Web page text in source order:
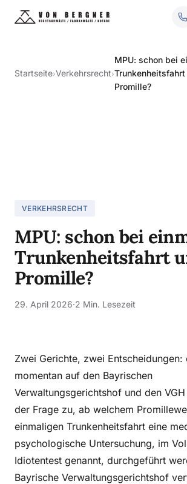
Startseite›Verkehrsrecht›
MPU: schon bei
Trunkenheitsfahrt
Promille?
VERKEHRSRECHT
MPU: schon bei
Trunkenheitsfahrt
Promille?
29. April 2026·2 Min. Lesezeit
Zwei Gerichte, zwei Entscheidungen:
momentan auf den Bayrischen
Verwaltungsgerichtshof und den
der Frage zu, ab welchem
einmaligen Trunkenheitsfahrt eine
psychologische Untersuchung, im
Idiotentest genannt, durchgeführt
Bayrische Verwaltungsgerichtshof